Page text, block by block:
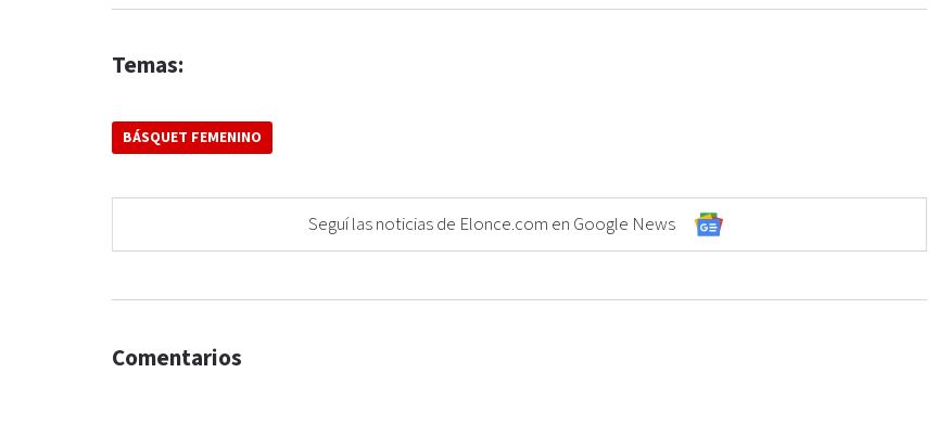
Temas:
BÁSQUET FEMENINO
Seguí las noticias de Elonce.com en Google News
Comentarios